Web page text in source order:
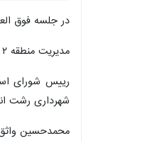
در جلسه فوق العاده صبح امروز
مدیریت منطقه ۲ شهرداری رشت از سوابق یزدانی است.
رییس شورای
شهرداری رشت انجام
محمدحسین واثق